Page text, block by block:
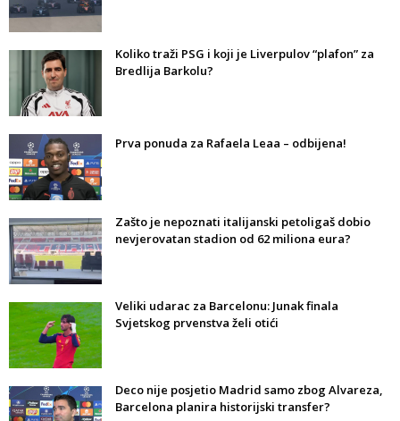
Koliko traži PSG i koji je Liverpulov “plafon” za
Bredlija Barkolu?
Prva ponuda za Rafaela Leaa – odbijena!
Zašto je nepoznati italijanski petoligaš dobio
nevjerovatan stadion od 62 miliona eura?
Veliki udarac za Barcelonu: Junak finala
Svjetskog prvenstva želi otići
Deco nije posjetio Madrid samo zbog Alvareza,
Barcelona planira historijski transfer?